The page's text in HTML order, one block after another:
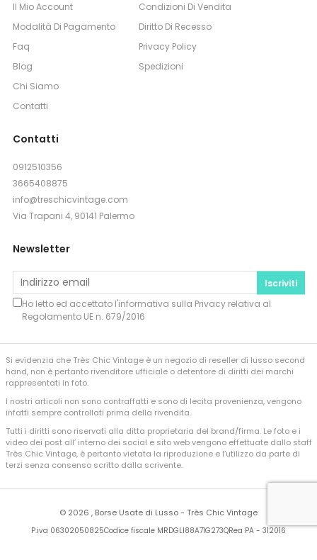
Il Mio Account
Modalità Di Pagamento
Faq
Blog
Chi Siamo
Contatti
Condizioni Di Vendita
Diritto Di Recesso
Privacy Policy
Spedizioni
Contatti
0912510356
3665408875
info@treschicvintage.com
Via Trapani 4, 90141 Palermo
Newsletter
Iscriviti
Ho letto ed accettato l'informativa sulla Privacyrelativa al
Regolamento UE n. 679/2016
Si evidenzia che Très Chic Vintage è un negozio di reseller di lusso second
hand, non è pertanto rivenditore ufficiale o detentore di diritti dei marchi
rappresentati in foto.
I nostri articoli non sono contraffatti e sono di lecita provenienza, vengono
infatti sempre controllati prima della rivendita.
Tutti i diritti sono riservati alla ditta proprietaria del brand/firma. Le foto e i
video dei post all’ interno dei social e sito web vengono effettuate dallo staff
Très Chic Vintage, è pertanto vietata la riproduzione e l’utilizzo da parte di
terzi senza consenso scritto dalla scrivente.
© 2026 , Borse Usate di Lusso - Très Chic Vintage
P.iva 06302050825Codice fiscale MRDGLI88A71G273QRea PA - 312016